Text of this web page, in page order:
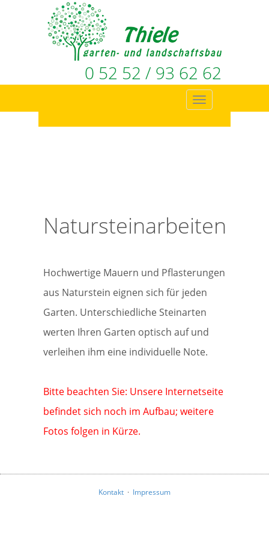
0 52 52 / 93 62 62
Navigation
ein-/ausblenden
Natursteinarbeiten
Hochwertige Mauern und Pflasterungen
aus Naturstein eignen sich für jeden
Garten. Unterschiedliche Steinarten
werten Ihren Garten optisch auf und
verleihen ihm eine individuelle Note.
Bitte beachten Sie: Unsere Internetseite
befindet sich noch im Aufbau; weitere
Fotos folgen in Kürze.
Kontakt · Impressum